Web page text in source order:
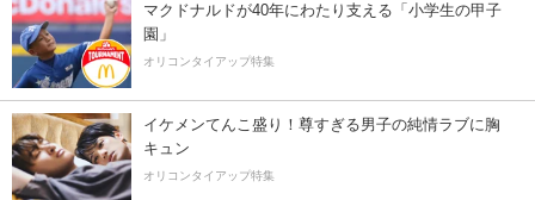
マクドナルドが40年にわたり支える「小学生の甲子
園」
オリコンタイアップ特集
イケメンてんこ盛り！尊すぎる男子の純情ラブに胸
キュン
オリコンタイアップ特集